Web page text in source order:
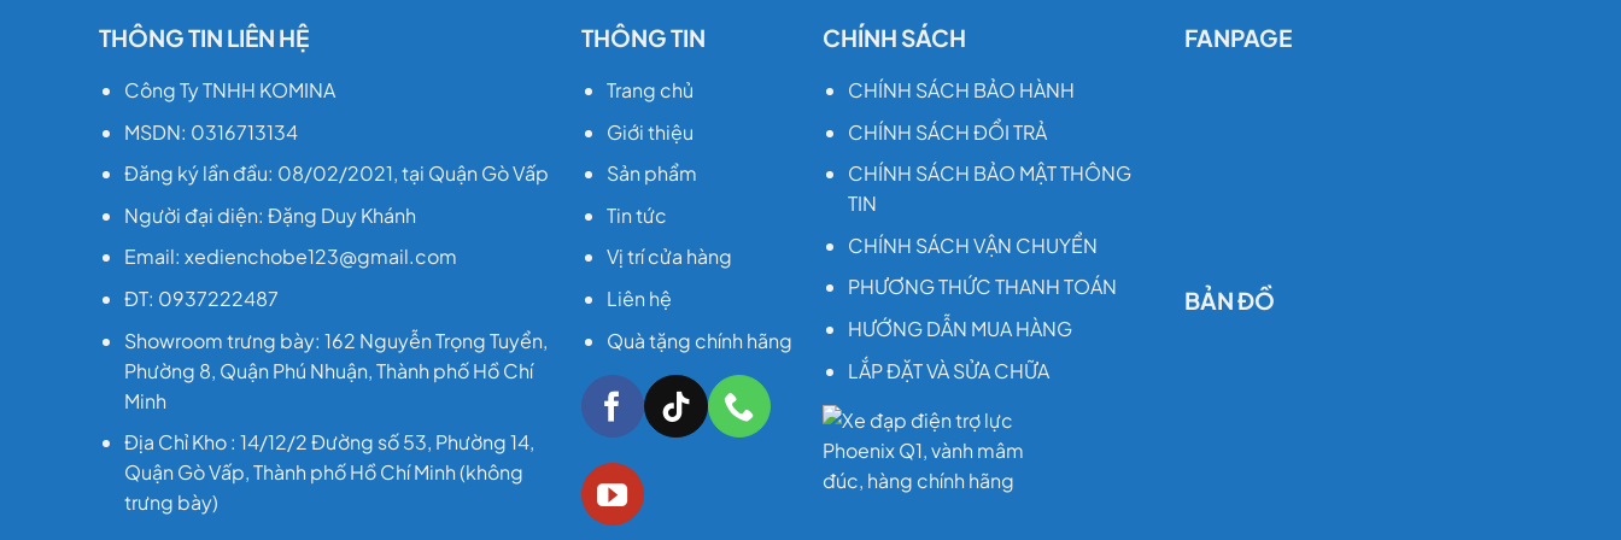
THÔNG TIN LIÊN HỆ
Công Ty TNHH KOMINA
MSDN: 0316713134
Đăng ký lần đầu: 08/02/2021, tại Quận Gò Vấp
Người đại diện: Đặng Duy Khánh
Email: xedienchobe123@gmail.com
ĐT: 0937222487
Showroom trưng bày: 162 Nguyễn Trọng Tuyển,
Phường 8, Quận Phú Nhuận, Thành phố Hồ Chí
Minh
Địa Chỉ Kho : 14/12/2 Đường số 53, Phường 14,
Quận Gò Vấp, Thành phố Hồ Chí Minh (không
trưng bày)
THÔNG TIN
Trang chủ
Giới thiệu
Sản phẩm
Tin tức
Vị trí cửa hàng
Liên hệ
Quà tặng chính hãng
CHÍNH SÁCH
CHÍNH SÁCH BẢO HÀNH
CHÍNH SÁCH ĐỔI TRẢ
CHÍNH SÁCH BẢO MẬT THÔNG
TIN
CHÍNH SÁCH VẬN CHUYỂN
PHƯƠNG THỨC THANH TOÁN
HƯỚNG DẪN MUA HÀNG
LẮP ĐẶT VÀ SỬA CHỮA
FANPAGE
BẢN ĐỒ